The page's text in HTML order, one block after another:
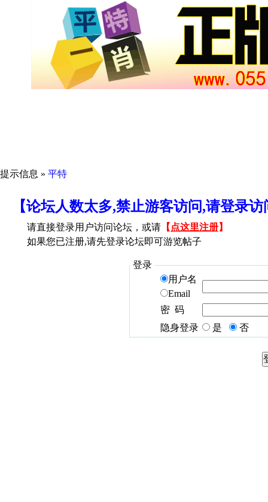
提示信息 » 平特
【论坛人数太多,禁止游客访问,请登录
请直接登录用户访问论坛，或请 【 点这里注册】
如果您已注册,请先登录论坛即可游览帖子
登录
用户名
Email
密 码
隐身登录
是 否